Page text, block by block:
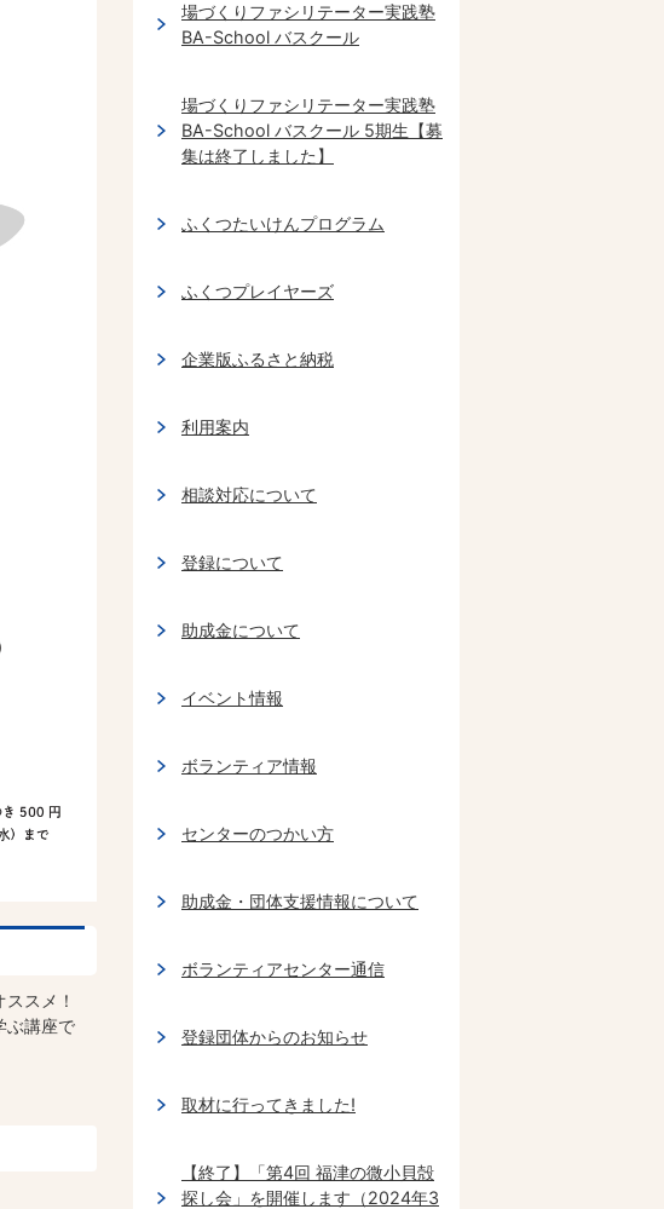
スメ！
ぶ講座で
場づくりファシリテーター実践塾
BA-School バスクール
場づくりファシリテーター実践塾
BA-School バスクール 5期生【募
集は終了しました】
ふくつたいけんプログラム
ふくつプレイヤーズ
企業版ふるさと納税
利用案内
相談対応について
登録について
助成金について
イベント情報
ボランティア情報
センターのつかい方
助成金・団体支援情報について
ボランティアセンター通信
登録団体からのお知らせ
取材に行ってきました!
【終了】「第4回 福津の微小貝殻
探し会」を開催します（2024年3